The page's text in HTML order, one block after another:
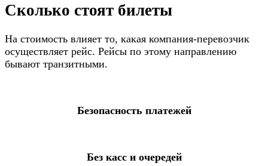
Сколько стоят билеты
На стоимость влияет то, какая компания-перевозчик
осуществляет рейс. Рейсы по этому направлению
бывают транзитными.
Безопасность платежей
Без касс и очередей